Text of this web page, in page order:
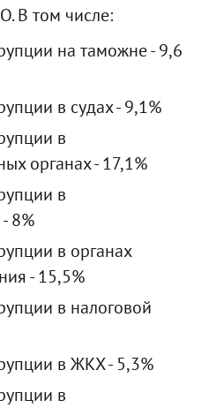
В том числе:
на таможне - 9,6
в судах - 9,1%
в
органах - 17,1%
в
8%
в органах
- 15,5%
в налоговой
в ЖКХ - 5,3%
в